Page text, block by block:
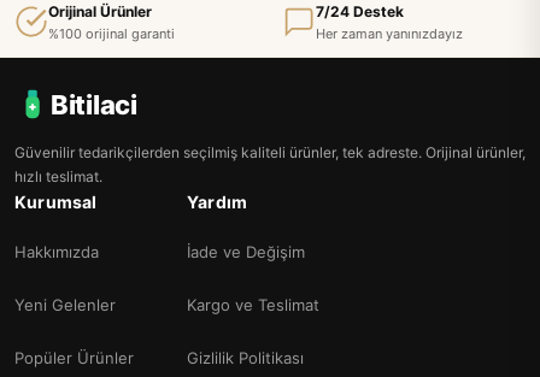
Orijinal Ürünler
%100 orijinal garanti
7/24 Destek
Her zaman yanınızdayız
Bitilaci
Güvenilir tedarikçilerden seçilmiş kaliteli ürünler, tek adreste. Orijinal ürünler,
hızlı teslimat.
Kurumsal
Hakkımızda
Yeni Gelenler
Popüler Ürünler
Yardım
İade ve Değişim
Kargo ve Teslimat
Gizlilik Politikası